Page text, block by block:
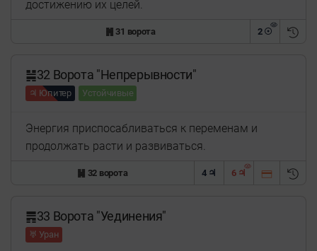
достижению их целей.
䷞ 31 ворота 2 ☉
䷟32 Ворота "Непрерывности"
♃ Юпитер Устойчивые
Энергия приспосабливаться к переменам и
продолжать расти и развиваться.
䷟ 32 ворота 4 ♃ 6 ♃
䷠33 Ворота "Уединения"
♅ Уран